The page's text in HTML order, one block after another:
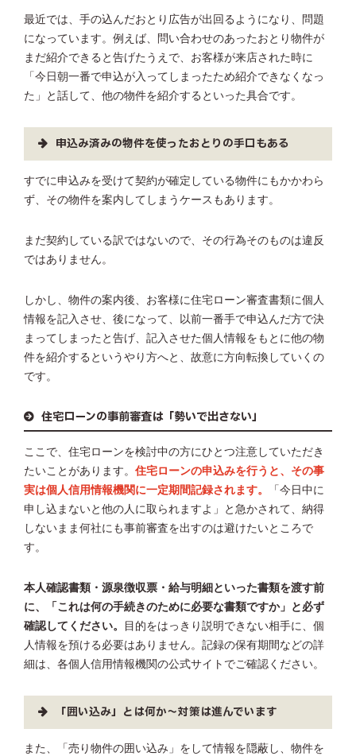
最近では、手の込んだおとり広告が出回るようになり、問題
になっています。例えば、問い合わせのあったおとり物件が
まだ紹介できると告げたうえで、お客様が来店された時に
「今日朝一番で申込が入ってしまったため紹介できなくなっ
た」と話して、他の物件を紹介するといった具合です。
申込み済みの物件を使ったおとりの手口もある
すでに申込みを受けて契約が確定している物件にもかかわら
ず、その物件を案内してしまうケースもあります。
まだ契約している訳ではないので、その行為そのものは違反
ではありません。
しかし、物件の案内後、お客様に住宅ローン審査書類に個人
情報を記入させ、後になって、以前一番手で申込んだ方で決
まってしまったと告げ、記入させた個人情報をもとに他の物
件を紹介するというやり方へと、故意に方向転換していくの
です。
住宅ローンの事前審査は「勢いで出さない」
ここで、住宅ローンを検討中の方にひとつ注意していただき
たいことがあります。 住宅ローンの申込みを行うと、その事
実は個人信用情報機関に一定期間記録されます。
「今日中に
申し込まないと他の人に取られますよ」と急かされて、納得
しないまま何社にも事前審査を出すのは避けたいところで
す。
本人確認書類・源泉徴収票・給与明細といった書類を渡す前
に、「これは何の手続きのために必要な書類ですか」と必ず
確認してください。
目的をはっきり説明できない相手に、個
人情報を預ける必要はありません。記録の保有期間などの詳
細は、各個人信用情報機関の公式サイトでご確認ください。
「囲い込み」とは何か～対策は進んでいます
また、「売り物件の囲い込み」をして情報を隠蔽し、物件を